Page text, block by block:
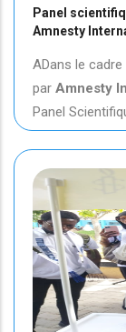
Panel
Amnesty
ADans le
par Amnesty
Panel